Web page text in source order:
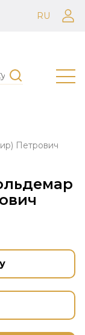
RU
Петрович